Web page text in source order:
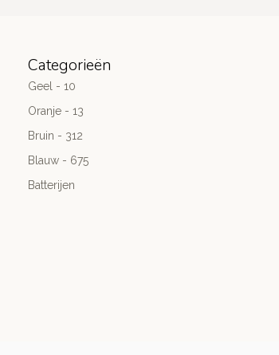
Categorieën
Geel - 10
Oranje - 13
Bruin - 312
Blauw - 675
Batterijen